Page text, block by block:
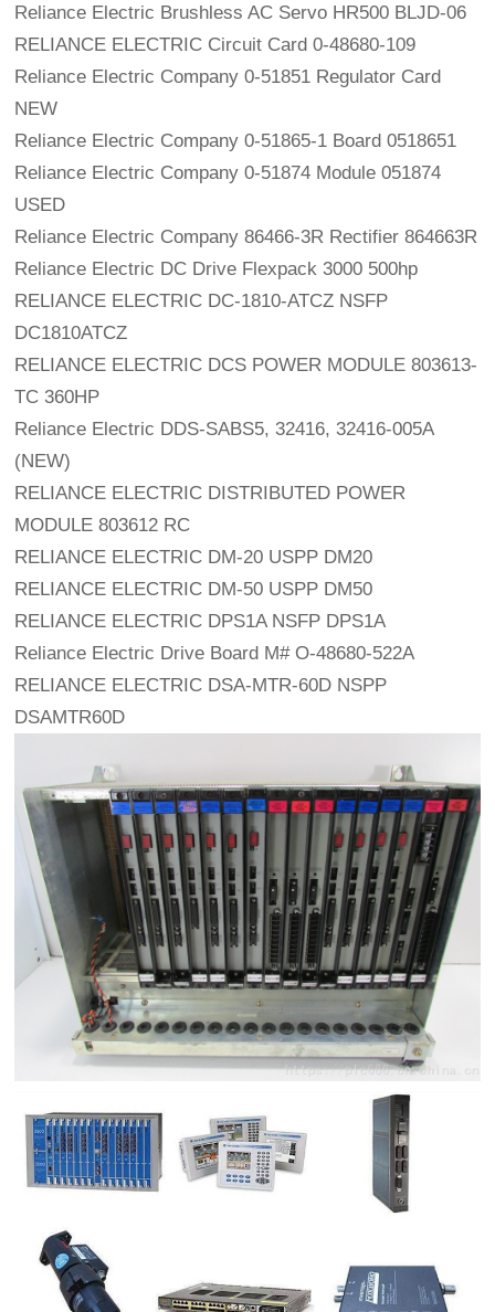
Reliance Electric Brushless AC Servo HR500 BLJD-06
RELIANCE ELECTRIC Circuit Card 0-48680-109
Reliance Electric Company 0-51851 Regulator Card
NEW
Reliance Electric Company 0-51865-1 Board 0518651
Reliance Electric Company 0-51874 Module 051874
USED
Reliance Electric Company 86466-3R Rectifier 864663R
Reliance Electric DC Drive Flexpack 3000 500hp
RELIANCE ELECTRIC DC-1810-ATCZ NSFP
DC1810ATCZ
RELIANCE ELECTRIC DCS POWER MODULE 803613-
TC 360HP
Reliance Electric DDS-SABS5, 32416, 32416-005A
(NEW)
RELIANCE ELECTRIC DISTRIBUTED POWER
MODULE 803612 RC
RELIANCE ELECTRIC DM-20 USPP DM20
RELIANCE ELECTRIC DM-50 USPP DM50
RELIANCE ELECTRIC DPS1A NSFP DPS1A
Reliance Electric Drive Board M# O-48680-522A
RELIANCE ELECTRIC DSA-MTR-60D NSPP
DSAMTR60D